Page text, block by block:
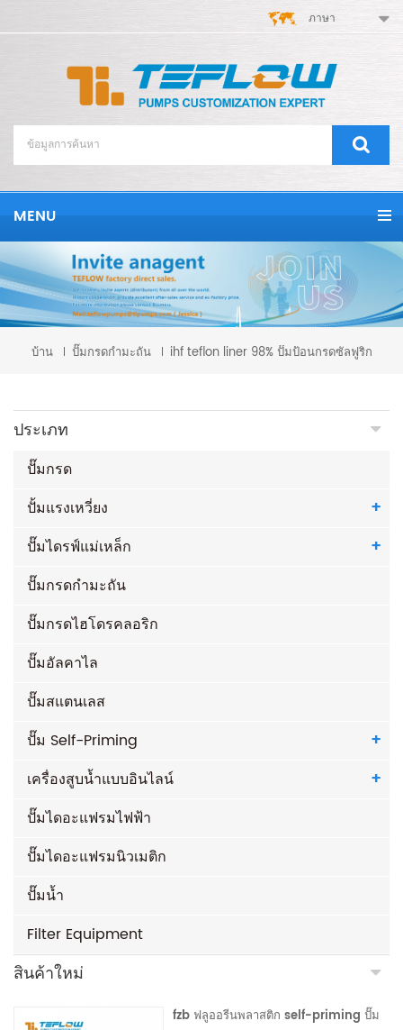
ภาษา
MENU
บ้าน ปั๊มกรดกำมะถัน ihf teflon liner 98% ปั๊มป้อนกรดซัลฟูริก
ประเภท
ปั๊มกรด
ปั้มแรงเหวี่ยง
ปั๊มไดรฟ์แม่เหล็ก
ปั๊มกรดกำมะถัน
ปั๊มกรดไฮโดรคลอริก
ปั๊มอัลคาไล
ปั๊มสแตนเลส
ปั๊ม Self-Priming
เครื่องสูบน้ำแบบอินไลน์
ปั๊มไดอะแฟรมไฟฟ้า
ปั๊มไดอะแฟรมนิวเมติก
ปั๊มน้ำ
Filter Equipment
สินค้าใหม่
fzb ฟลูออรีนพลาสติก self-priming ปั๊ม